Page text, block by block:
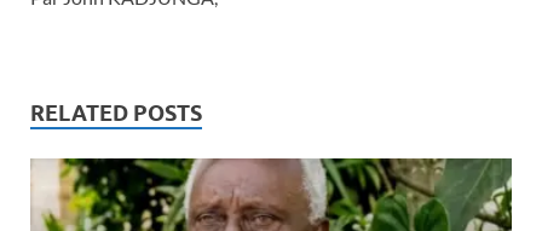
RELATED POSTS